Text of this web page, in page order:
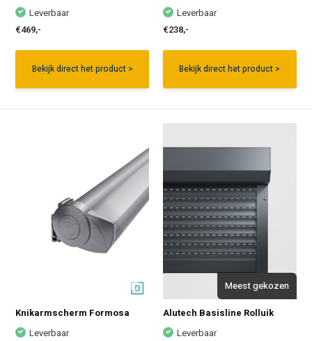
Leverbaar
€469,-
Bekijk direct het product >
Leverbaar
€238,-
Bekijk direct het product >
Knikarmscherm Formosa
Leverbaar
Meest gekozen
Alutech Basisline Rolluik
Leverbaar